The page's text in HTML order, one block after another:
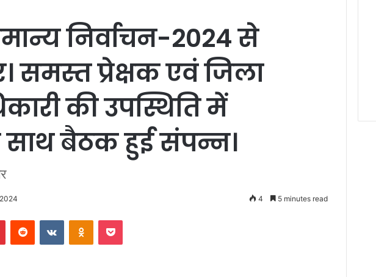
निर्वाचन-2024 से
समस्त प्रेक्षक एवं जिला
की उपस्थिति में
साथ बैठक हुई संपन्न।
4 5 minutes read
PinterestReddit VKontakteOdnoklassniki
Pocket